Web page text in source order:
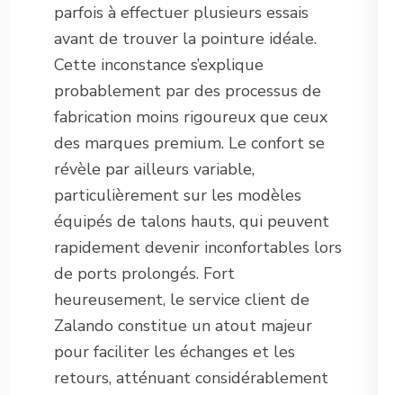
parfois à effectuer plusieurs essais
avant de trouver la pointure idéale.
Cette inconstance s’explique
probablement par des processus de
fabrication moins rigoureux que ceux
des marques premium. Le confort se
révèle par ailleurs variable,
particulièrement sur les modèles
équipés de talons hauts, qui peuvent
rapidement devenir inconfortables lors
de ports prolongés. Fort
heureusement, le service client de
Zalando constitue un atout majeur
pour faciliter les échanges et les
retours, atténuant considérablement